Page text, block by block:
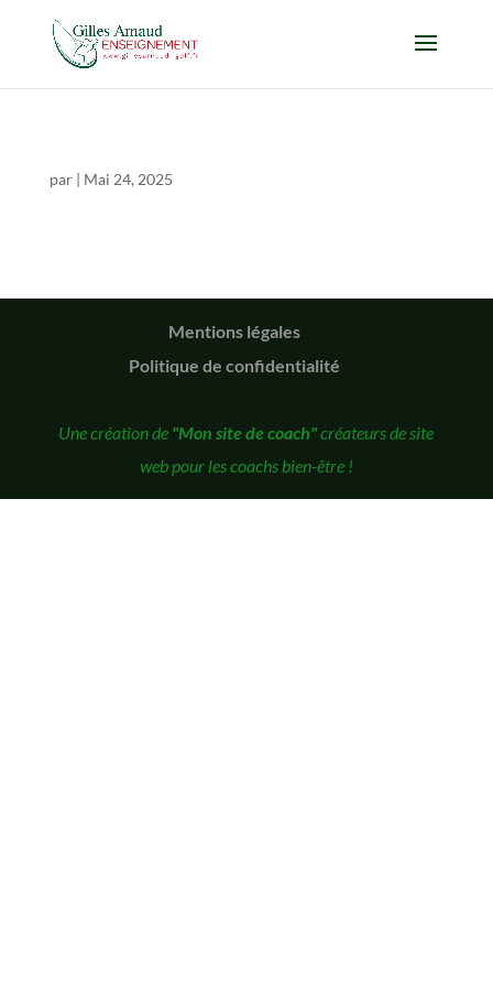
par | Mai 24, 2025
Mentions légales
Politique de confidentialité
Une création de "Mon site de coach"créateurs de site
web pour les coachs bien-être !